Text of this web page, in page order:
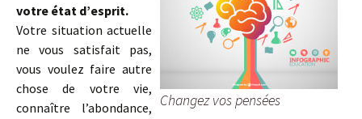
Changez vos pensées
votre état d’esprit.
Votre situation actuelle
ne vous satisfait pas,
vous voulez faire autre
chose de votre vie,
connaître l’abondance,